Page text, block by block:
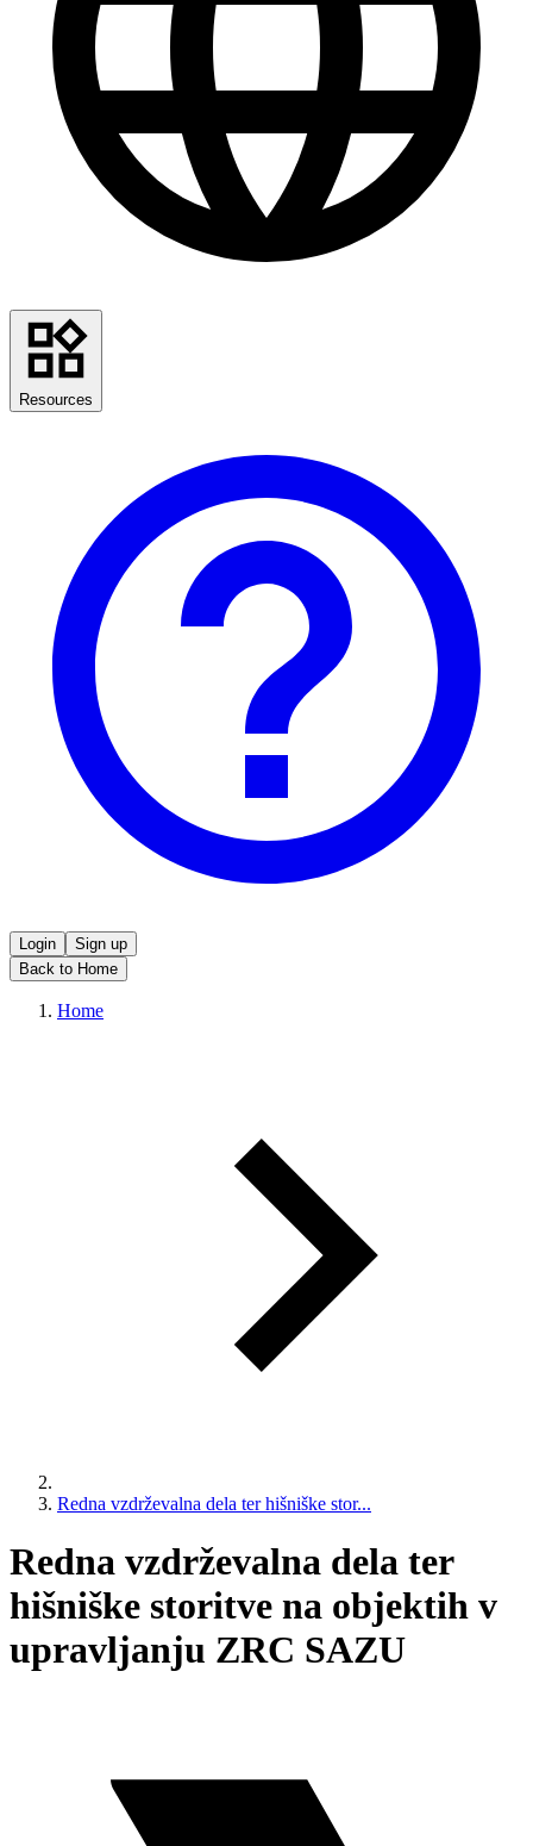
Resources
Login
Sign up
Back to Home
Home
Redna vzdrževalna dela ter hišniške stor...
Redna vzdrževalna dela ter
hišniške storitve na objektih v
upravljanju ZRC SAZU